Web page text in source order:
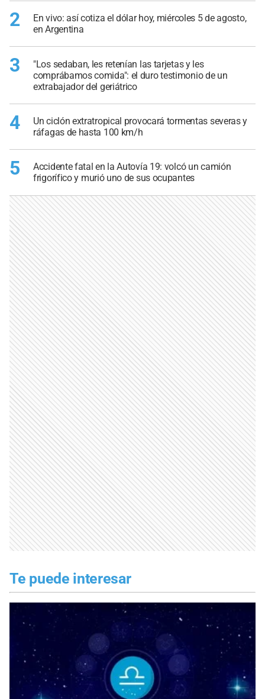
2
En vivo: así cotiza el dólar hoy, miércoles 5 de agosto,
en Argentina
3
"Los sedaban, les retenían las tarjetas y les
comprábamos comida": el duro testimonio de un
extrabajador del geriátrico
4
Un ciclón extratropical provocará tormentas severas y
ráfagas de hasta 100 km/h
5
Accidente fatal en la Autovía 19: volcó un camión
frigorífico y murió uno de sus ocupantes
Te puede interesar